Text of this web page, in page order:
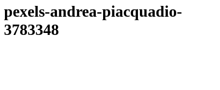
pexels-andrea-piacquadio-
3783348